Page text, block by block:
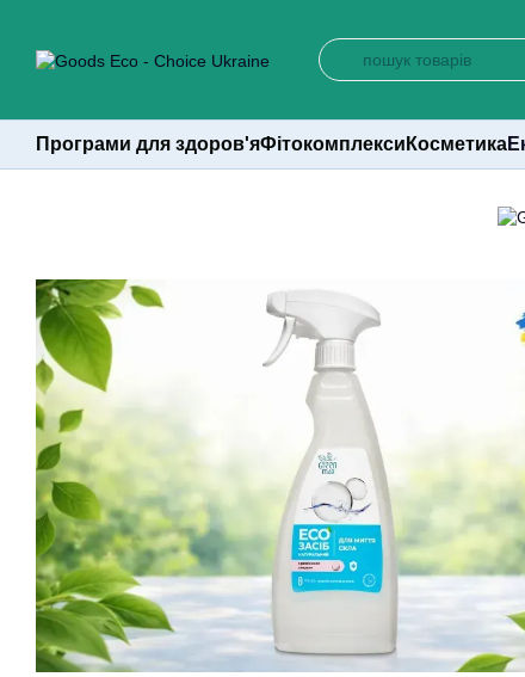
Програми для здоров'яФітокомплекси Косметика